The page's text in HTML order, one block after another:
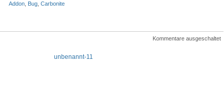
Addon Bug Carbonite
Kommentare ausgeschaltet